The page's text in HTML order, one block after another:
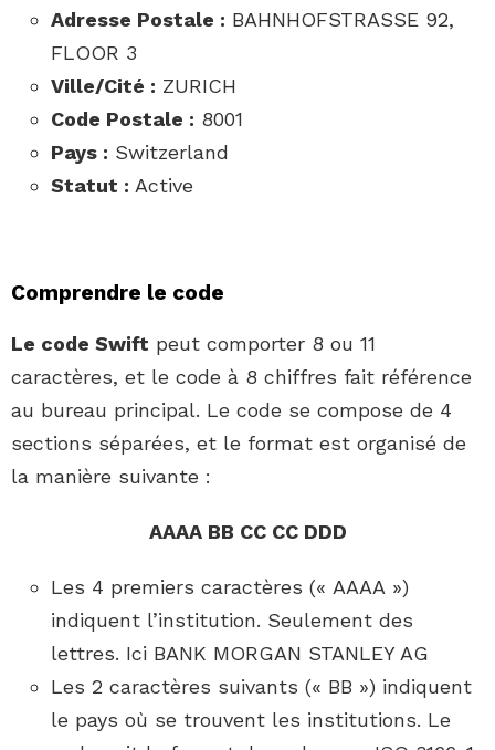
Adresse Postale : BAHNHOFSTRASSE 92,
FLOOR 3
Ville/Cité : ZURICH
Code Postale : 8001
Pays : Switzerland
Statut : Active
Comprendre le code
Le code Swift peut comporter 8 ou 11
caractères, et le code à 8 chiffres fait référence
au bureau principal. Le code se compose de 4
sections séparées, et le format est organisé de
la manière suivante :
AAAA BB CC CC DDD
Les 4 premiers caractères (« AAAA »)
indiquent l’institution. Seulement des
lettres. Ici BANK MORGAN STANLEY AG
Les 2 caractères suivants (« BB ») indiquent
le pays où se trouvent les institutions. Le